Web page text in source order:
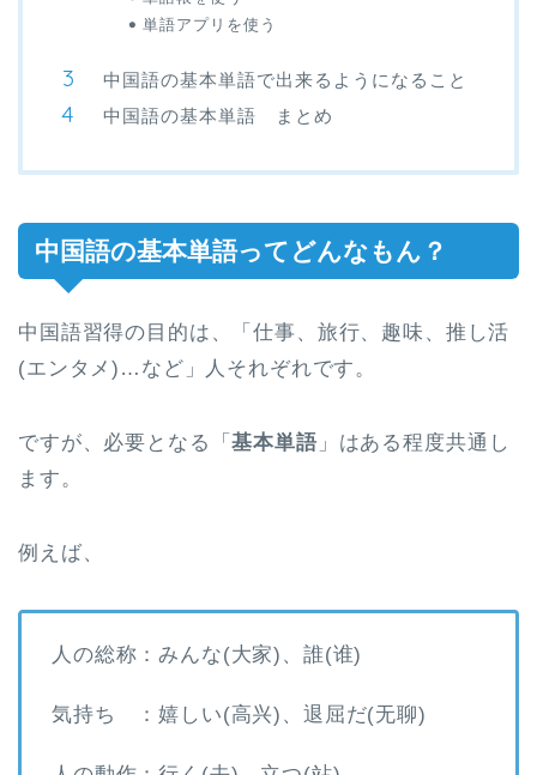
単語アプリを使う
中国語の基本単語で出来るようになること
中国語の基本単語 まとめ
中国語の基本単語ってどんなもん？
中国語習得の目的は、「仕事、旅行、趣味、推し活
(エンタメ)…など」人それぞれです。
ですが、必要となる「基本単語 」はある程度共通し
ます。
例えば、
人の総称：みんな(大家)、誰(谁)
気持ち ：嬉しい(高兴)、退屈だ(无聊)